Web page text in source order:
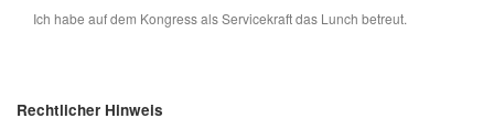
Ich habe auf dem Kongress als Servicekraft das Lunch betreut.
Rechtlicher Hinweis